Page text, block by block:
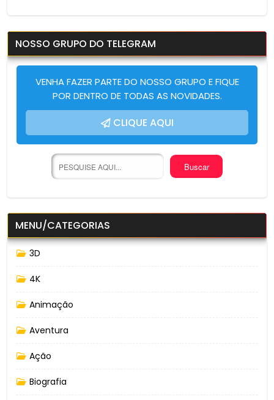
NOSSO GRUPO DO TELEGRAM
VENHA FAZER PARTE DO NOSSO GRUPO E FIQUE
POR DENTRO DE TODAS AS NOVIDADES.
CLIQUE AQUI
MENU/CATEGORIAS
3D
4K
Animação
Aventura
Ação
Biografia